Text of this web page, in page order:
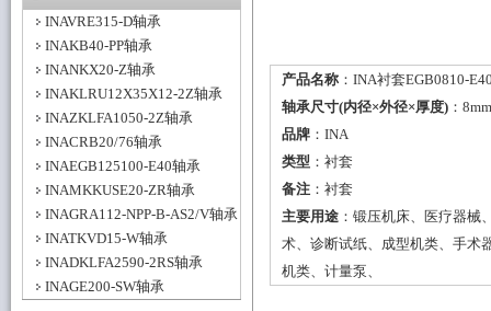
INAVRE315-D轴承
INAKB40-PP轴承
INANKX20-Z轴承
INAKLRU12X35X12-2Z轴承
INAZKLFA1050-2Z轴承
INACRB20/76轴承
INAEGB125100-E40轴承
INAMKKUSE20-ZR轴承
INAGRA112-NPP-B-AS2/V轴承
INATKVD15-W轴承
INADKLFA2590-2RS轴承
INAGE200-SW轴承
产品名称 ：INA衬套EGB0810-
轴承尺寸(内径×外径×厚度) ：
品牌 ： INA
类型 ： 衬套
备注 ：衬套
主要用途 ：锻压机床、医疗器械
术、诊断试纸、成型机类、手术
机类、计量泵、